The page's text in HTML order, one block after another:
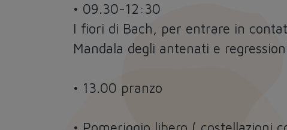
• 09.30-12:30
I fiori di Bach, per entrare in
Mandala degli antenati e
• 13.00 pranzo